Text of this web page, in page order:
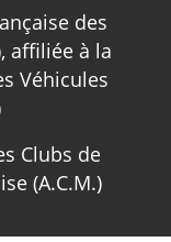
des
affiliée à la
Véhicules
Clubs de
(A.C.M.)